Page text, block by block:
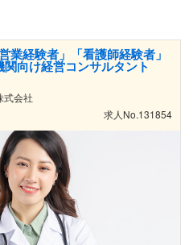
業経験者」「看護師経験者」
向け経営コンサルタント
会社
求人No.131854